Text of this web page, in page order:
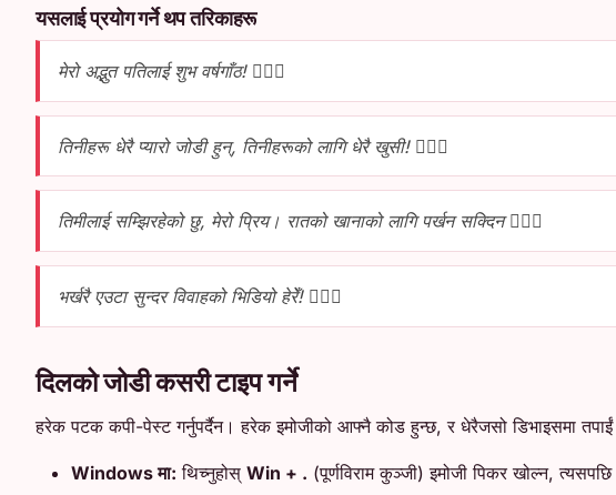
यसलाई प्रयोग गर्ने थप तरिकाहरू
मेरो अद्भुत पतिलाई शुभ वर्षगाँठ! 👩‍❤️‍👨
तिनीहरू धेरै प्यारो जोडी हुन्, तिनीहरूको लागि धेरै खुसी! 👩‍❤️‍👨
तिमीलाई सम्झिरहेको छु, मेरो प्रिय। रातको खानाको लागि पर्खन सक्दिन 👩‍❤️‍👨
भर्खरै एउटा सुन्दर विवाहको भिडियो हेरेँ! 👩‍❤️‍👨
दिलको जोडी कसरी टाइप गर्ने
हरेक पटक कपी-पेस्ट गर्नुपर्दैन। हरेक इमोजीको आफ्नै कोड हुन्छ, र धेरैजसो डिभाइसमा तपाईं
Windows मा: थिच्नुहोस् Win + . (पूर्णविराम कुञ्जी) इमोजी पिकर खोल्न,